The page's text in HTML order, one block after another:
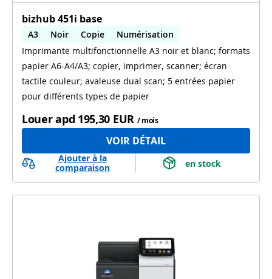
bizhub 451i base
A3 Noir Copie
Numérisation
Impression automatique recto verso
Numérisation automatique recto verso
Imprimante multifonctionnelle A3 noir et blanc; formats
papier A6-A4/A3; copier, imprimer, scanner; écran
tactile couleur; avaleuse dual scan; 5 entrées papier
pour différents types de papier
Louer apd 195,30 EUR / mois
VOIR DÉTAIL
Ajouter à la
comparaison
en stock